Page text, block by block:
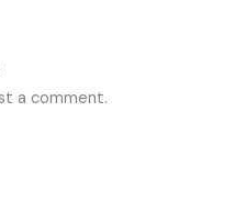
a comment.